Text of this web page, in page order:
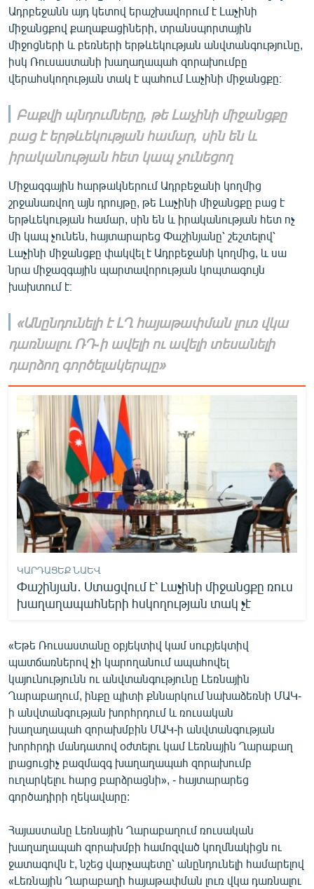
Ադրբեջանն այդ կետով երաշխավորում է Լաչինի
միջանցքով քաղաքացիների, տրանսպորտային
միջոցների և բեռների երթևեկության անվտանգությունը,
իսկ Ռուսաստանի խաղաղապահ զորախումբը
վերահսկողության տակ է պահում Լաչինի միջանցքը։
Բաքվի պնդումները, թե Լաչինի միջանցքը
բաց է երթևեկության համար, սին են և
իրականության հետ կապ չունեցող
Միջազգային հարթակներում Ադրբեջանի կողմից
շրջանառվող այն դրույթը, թե Լաչինի միջանցքը բաց է
երթևեկության համար, սին են և իրականության հետ ոչ
մի կապ չունեն, հայտարարեց Փաշինյանը՝ շեշտելով՝
Լաչինի միջանցքը փակվել է Ադրբեջանի կողմից, և սա
նրա միջազգային պարտավորության կոպտագույն
խախտում է։
«Անընդունելի է ԼՂ հայաթափման լուռ վկա
դառնալու ՌԴ-ի ավելի ու ավելի տեսանելի
դարձող գործելակերպը»
ԿԱՐԴԱՑԵՔ ՆԱԵՎ
Փաշինյան․ Ստացվում է՝ Լաչինի միջանցքը ռուս
խաղաղապահների հսկողության տակ չէ
«Եթե Ռուսաստանը օբյեկտիվ կամ սուբյեկտիվ
պատճառներով չի կարողանում ապահովել
կայունությունն ու անվտանգությունը Լեռնային
Ղարաբաղում, ինքը պիտի քննարկում նախաձեռնի ՄԱԿ-
ի անվտանգության խորհրդում և ռուսական
խաղաղապահ զորախմբին ՄԱԿ-ի անվտանգության
խորհրդի մանդատով օժտելու կամ Լեռնային Ղարաբաղ
լրացուցիչ բազմազգ խաղաղապահ զորախումբ
ուղարկելու հարց բարձրացնի», - հայտարարեց
գործադիրի ղեկավարը:
Հայաստանը Լեռնային Ղարաբաղում ռուսական
խաղաղապահ զորախմբի համոզված կողմնակիցն ու
ջատագովն է, նշեց վարչապետը՝ անընդունելի համարելով
«Լեռնային Ղարաբաղի հայաթափման լուռ վկա դառնալու